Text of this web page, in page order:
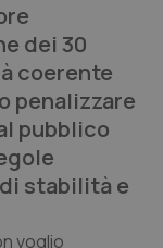
dei 30
coerente
penalizzare
pubblico
stabilità e
voglio